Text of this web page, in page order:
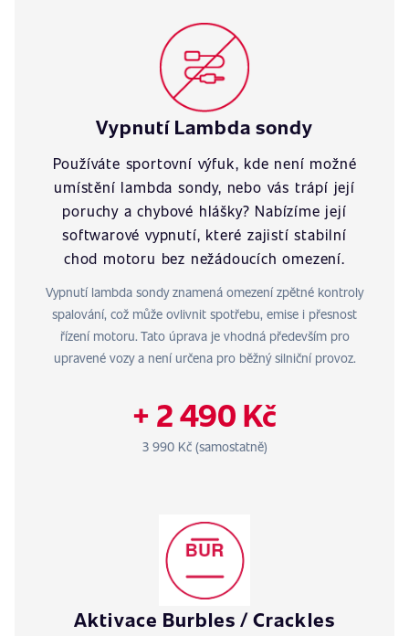
Vypnutí Lambda sondy
Používáte sportovní výfuk, kde není možné
umístění lambda sondy, nebo vás trápí její
poruchy a chybové hlášky? Nabízíme její
softwarové vypnutí, které zajistí stabilní
chod motoru bez nežádoucích omezení.
Vypnutí lambda sondy znamená omezení zpětné kontroly
spalování, což může ovlivnit spotřebu, emise i přesnost
řízení motoru. Tato úprava je vhodná především pro
upravené vozy a není určena pro běžný silniční provoz.
+ 2 490 Kč
3 990 Kč (samostatně)
Aktivace Burbles / Crackles